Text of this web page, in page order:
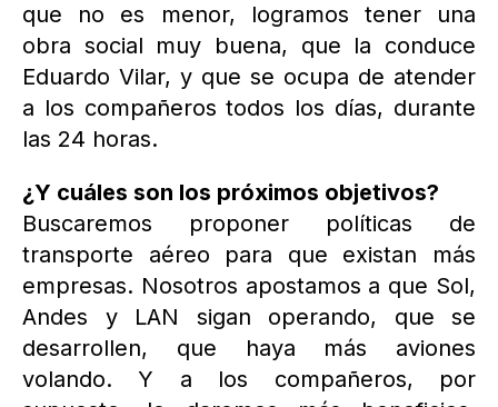
que no es menor, logramos tener una
obra social muy buena, que la conduce
Eduardo Vilar, y que se ocupa de atender
a los compañeros todos los días, durante
las 24 horas.
¿Y cuáles son los próximos objetivos?
Buscaremos proponer políticas de
transporte aéreo para que existan más
empresas. Nosotros apostamos a que Sol,
Andes y LAN sigan operando, que se
desarrollen, que haya más aviones
volando. Y a los compañeros, por